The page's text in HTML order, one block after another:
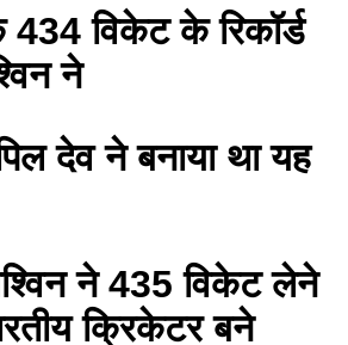
विकेट के रिकॉर्ड
ने
देव ने बनाया था यह
ने 435 विकेट लेने
क्रिकेटर बने
में
और